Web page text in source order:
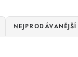
NEJPRODÁVANĚJŠÍ